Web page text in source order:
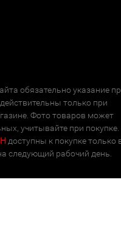
обязательно указание
только при
Фото товаров может
учитывайте при покупке.
доступны к покупке только
следующий рабочий день.